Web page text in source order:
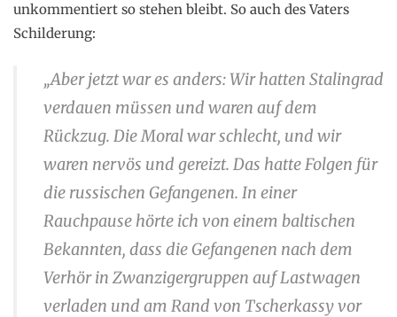
unkommentiert so stehen bleibt. So auch des Vaters
Schilderung:
„Aber jetzt war es anders: Wir hatten Stalingrad
verdauen müssen und waren auf dem
Rückzug. Die Moral war schlecht, und wir
waren nervös und gereizt. Das hatte Folgen für
die russischen Gefangenen. In einer
Rauchpause hörte ich von einem baltischen
Bekannten, dass die Gefangenen nach dem
Verhör in Zwanzigergruppen auf Lastwagen
verladen und am Rand von Tscherkassy vor